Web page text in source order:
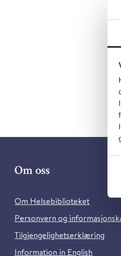
Om oss
Om Helsebiblioteket
Personvern og
Tilgjengelighetserklæring
Information in English